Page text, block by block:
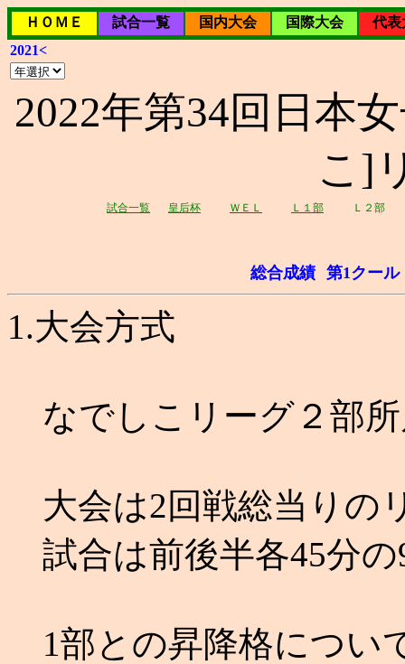
ＨＯＭＥ 試合一覧 国内大会 国際大会
代表
2021<
2022年第34回日本
こ]
試合一覧 皇后杯 ＷＥＬ Ｌ１部 Ｌ２部
総合成績 第1クール
1.大会方式
なでしこリーグ２部
大会は2回戦総当りの
試合は前後半各45分の
1部との昇降格につい